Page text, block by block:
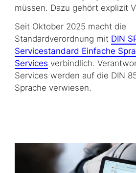
müssen. Dazu gehört explizit
Seit Oktober 2025 macht die
Standardverordnung mit DIN
Servicestandard Einfache
Services verbindlich.
Services werden auf die DIN
Sprache verwiesen.